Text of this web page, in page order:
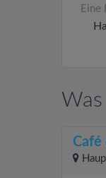
Eine
Café